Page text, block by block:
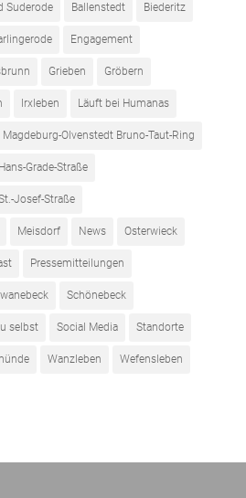
Suderode Ballenstedt Biederitz
Engagement
Grieben Gröbern
Irxleben Läuft bei Humanas
Magdeburg-Olvenstedt Bruno-Taut-Ring
Grade-Straße
Josef-Straße
Meisdorf News Osterwieck
Pressemitteilungen
Schönebeck
selbst Social Media Standorte
Wanzleben Wefensleben